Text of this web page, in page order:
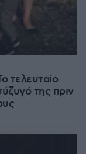
τελευταίο
της πριν